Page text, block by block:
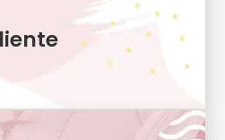
a nuestras clientas
calidad